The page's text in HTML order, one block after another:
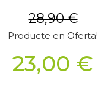
28,90 €
Producte en Oferta!
23,00 €